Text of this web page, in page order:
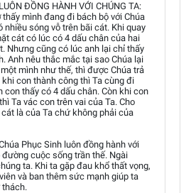
ĐỒNG HÀNH VỚI CHÚNG TA:
mình đang đi bách bộ với Chúa
nhiều sóng vỗ trên bãi cát. Khi quay
cát có lúc có 4 dấu chân của hai
Nhưng cũng có lúc anh lại chỉ thấy
Anh nêu thắc mắc tại sao Chúa lại
mình như thế, thì được Chúa trả
khi con thành công thì Ta cùng đi
con thấy có 4 dấu chân. Còn khi con
Ta vác con trên vai của Ta. Cho
là của Ta chứ không phải của
Phục Sinh luôn đồng hành với
cuộc sống trần thế. Ngài
ta. Khi ta gặp đau khổ thất vọng,
và ban thêm sức mạnh giúp ta
thách.